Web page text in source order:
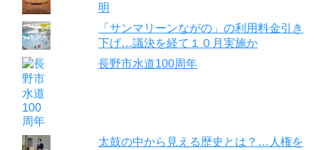
明
「サンマリーンながの」の利用料金引き
下げ…議決を経て１０月実施か
長野市水道100周年
太鼓の中から見える歴史とは？…人権を